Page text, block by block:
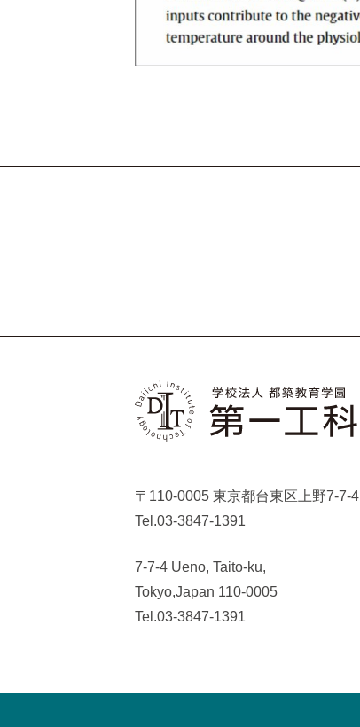
〒110-0005 東京都台東区上野7-7-4
Tel.03-3847-1391
7-7-4 Ueno, Taito-ku,
Tokyo,Japan 110-0005
Tel.03-3847-1391